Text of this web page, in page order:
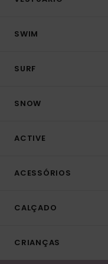
SWIM
SURF
SNOW
ACTIVE
ACESSÓRIOS
CALÇADO
CRIANÇAS